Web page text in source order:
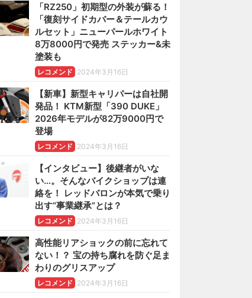
「RZ250」初期型の外装が蘇る！
「復刻サイドカバー＆テールカウ
ルセット」ニューパールホワイト
8万8000円で発売 ステッカー&未
塗装も
レコメンド 2024年3月16日
【新車】新型キャリパーは自社開
発品！ KTM新型「390 DUKE」
2026年モデルが82万9000円で
登場
レコメンド 2024年3月16日
【インタビュー】後継者がいな
い…。そんなバイクショップは連
絡を！ レッドバロンが本気で乗り
出す“事業継承”とは？
レコメンド 2024年3月16日
高性能リアショックの前に忘れて
ない！？ 宝の持ち腐れを防ぐ足ま
わりのグリスアップ
レコメンド 2024年3月16日